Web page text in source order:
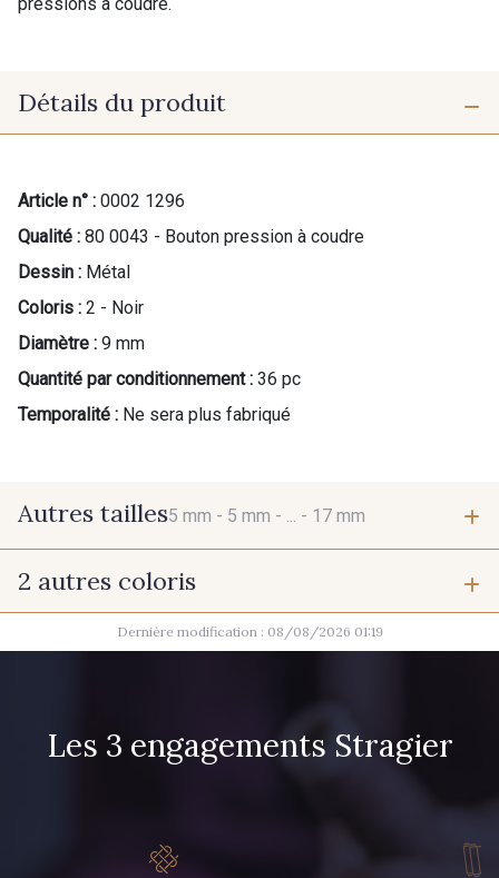
Détails du produit
Article n° : 0002 1296
Qualité : 80 0043 - Bouton pression à coudre
Dessin : Métal
Coloris : 2 - Noir
Diamètre : 9 mm
Quantité par conditionnement : 36 pc
Temporalité : Ne sera plus fabriqué
Autres tailles5 mm - 5 mm - ... - 17 mm
5 mm
6 mm 6 mm
2 autres coloris
1 - Argenté 1 - Argenté
Dernière modification : 08/08/2026 01:19
Les 3 engagements Stragier